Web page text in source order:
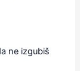
ne izgubiš